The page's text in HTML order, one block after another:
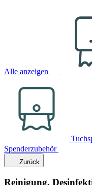
Alle anzeigen
Spenderzubehör
Zurück
Reinigung,